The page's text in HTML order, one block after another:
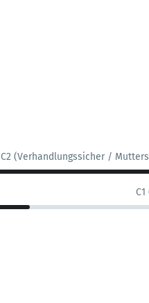
C2 (Verhandlungssicher /